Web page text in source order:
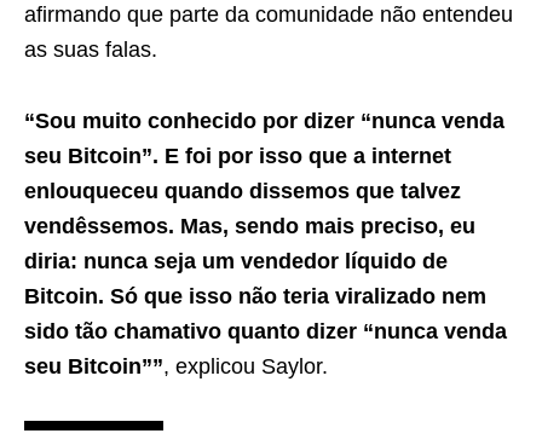
afirmando que parte da comunidade não entendeu
as suas falas.
“Sou muito conhecido por dizer “nunca venda
seu Bitcoin”. E foi por isso que a internet
enlouqueceu quando dissemos que talvez
vendêssemos. Mas, sendo mais preciso, eu
diria: nunca seja um vendedor líquido de
Bitcoin. Só que isso não teria viralizado nem
sido tão chamativo quanto dizer “nunca venda
seu Bitcoin””, explicou Saylor.